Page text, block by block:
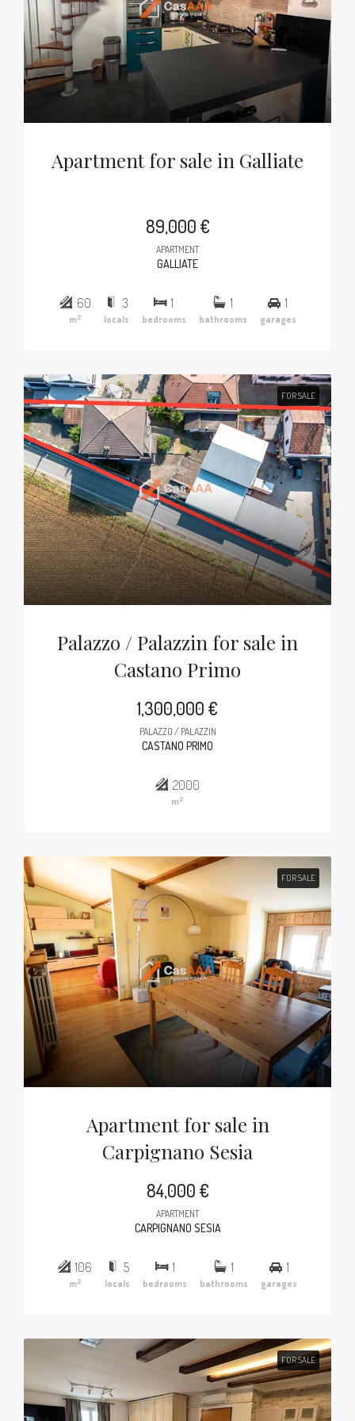
Apartment for sale in Galliate
89,000 €
APARTMENT
GALLIATE
60
m2
3
locals
1
bedrooms
1
bathrooms
1
garages
FOR SALE
Palazzo / Palazzin for sale in
Castano Primo
1,300,000 €
PALAZZO / PALAZZIN
CASTANO PRIMO
2000
m2
FOR SALE
Apartment for sale in
Carpignano Sesia
84,000 €
APARTMENT
CARPIGNANO SESIA
106
m2
5
locals
1
bedrooms
1
bathrooms
1
garages
FOR SALE